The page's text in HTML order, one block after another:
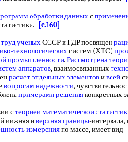
обработки данныхс
[c.160]
труд ученыхСССР и ГДР посвящен
технологическихсистем (ХТС)
промышленности.Рассмотрена
аппаратов, взаимосвязанных
расчет отдельных элементовивсей
вопросам надежности,
примерами решенияконкретных
стеорией математической
иижняя иверхняя границы-интервала,
измеренияпо массе, имеет вид